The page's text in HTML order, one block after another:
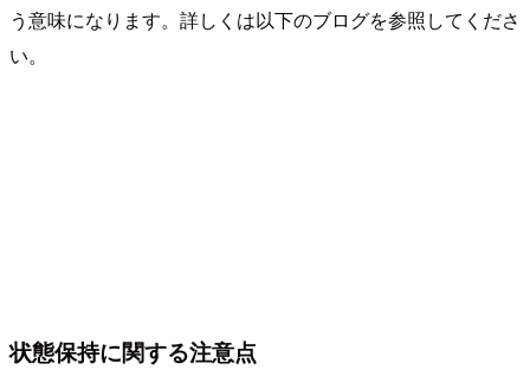
う意味になります。詳しくは以下のブログを参照してくださ
い。
状態保持に関する注意点